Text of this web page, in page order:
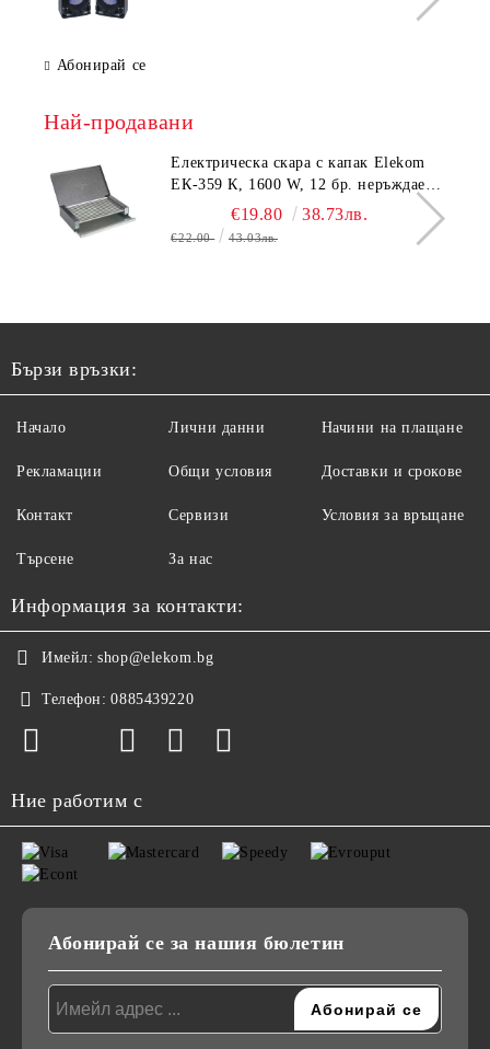
Абонирай се
Най-продавани
Електрическа скара с капак Elekom
ЕК-359 К, 1600 W, 12 бр. неръждаеми
тръбни нагревятеля
€19.80 38.73лв.
€22.00 43.03лв.
Бързи връзки:
Начало
Рекламации
Контакт
Търсене
Лични данни
Общи условия
Сервизи
За нас
Начини на плащане
Доставки и срокове
Условия за връщане
Информация за контакти:
Имейл: shop@elekom.bg
Телефон: 0885439220
Ние работим с
Абонирай се за нашия бюлетин